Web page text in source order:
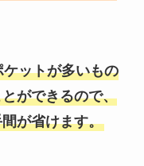
ケットが多いもの
ができるので、
が省けます。